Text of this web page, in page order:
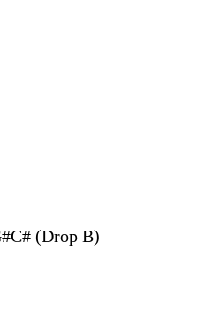
(Drop B)